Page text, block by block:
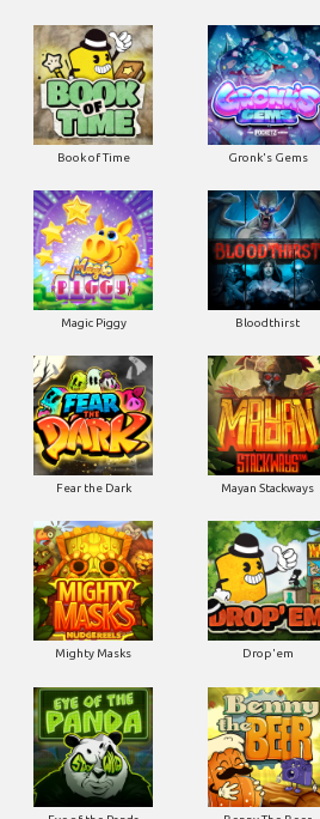
Book of Time Gronk's Gems
Magic Piggy Bloodthirst
Fear the Dark Mayan Stackways
Mighty Masks Drop'em